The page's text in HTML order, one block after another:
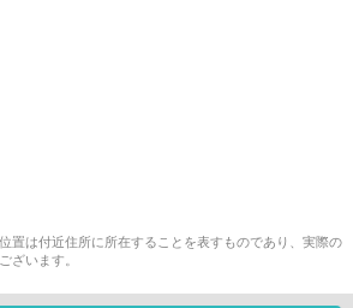
置は付近住所に所在することを表すものであり、実際の
ざいます。